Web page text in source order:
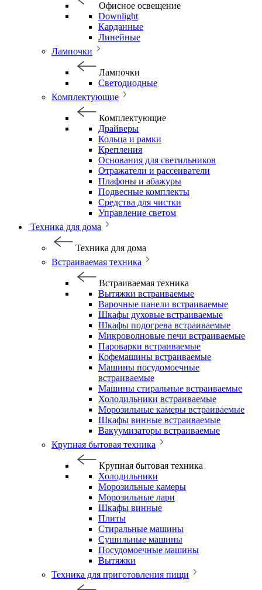
Офисное освещение
Downlight
Карданные
Линейные
Лампочки
Лампочки
Светодиодные
Комплектующие
Комплектующие
Драйверы
Кольца и рамки
Крепления
Основания для светильников
Отражатели и рассеиватели
Плафоны и абажуры
Подвесные комплекты
Средства для чистки
Управление светом
Техника для дома
Техника для дома
Встраиваемая техника
Встраиваемая техника
Вытяжки встраиваемые
Варочные панели встраиваемые
Шкафы духовые встраиваемые
Шкафы подогрева встраиваемые
Микроволновые печи встраиваемые
Пароварки встраиваемые
Кофемашины встраиваемые
Машины посудомоечные
встраиваемые
Машины стиральные встраиваемые
Холодильники встраиваемые
Морозильные камеры встраиваемые
Шкафы винные встраиваемые
Вакуумизаторы встраиваемые
Крупная бытовая техника
Крупная бытовая техника
Холодильники
Морозильные камеры
Морозильные лари
Шкафы винные
Плиты
Стиральные машины
Сушильные машины
Посудомоечные машины
Вытяжки
Техника для приготовления пищи